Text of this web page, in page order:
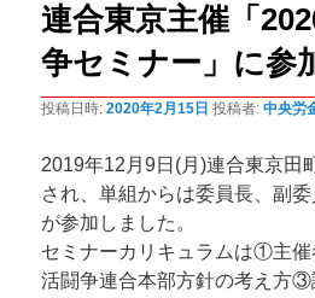
ゲ
ー
シ
ョ
連合東京主催「
争セミナー」に参
投稿日時:2020年2月15日 投稿者:中央労
2019年12月9日(月)連合東京田
され、単組からは委員長、副
が参加しました。
セミナーカリキュラムは①主
活闘争連合本部方針の考え方